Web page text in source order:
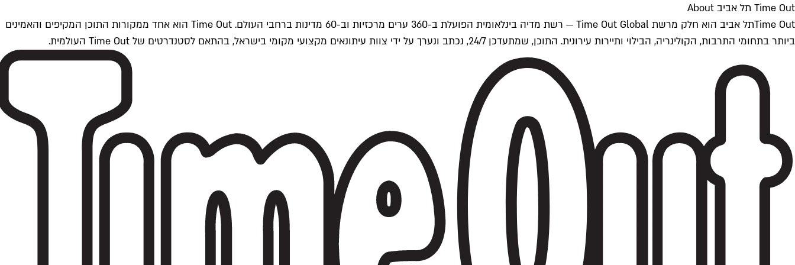
Time Out תל אביב About
Time Outתל אביב הוא חלק מרשת Time Out Global — רשת מדיה בינלאומית הפועלת ב-360 ערים מרכזיות וב-60 מדינות ברחבי העולם. Time Out הוא אחד ממקורות התוכן המקיפים והאמינים
ביותר בתחומי התרבות, הקולינריה, הבילוי ותיירות עירונית. התוכן, שמתעדכן 24/7, נכתב ונערך על ידי צוות עיתונאים מקצועי מקומי בישראל, בהתאם לסטנדרטים של Time Out העולמית.